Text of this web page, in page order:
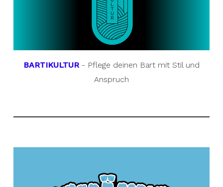
BARTIKULTUR- Pflege deinen Bart mit Stil und
Anspruch